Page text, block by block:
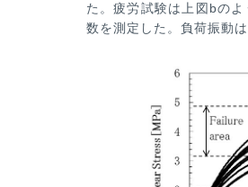
た。疲労試験は上図bの
数を測定した。 負荷振動